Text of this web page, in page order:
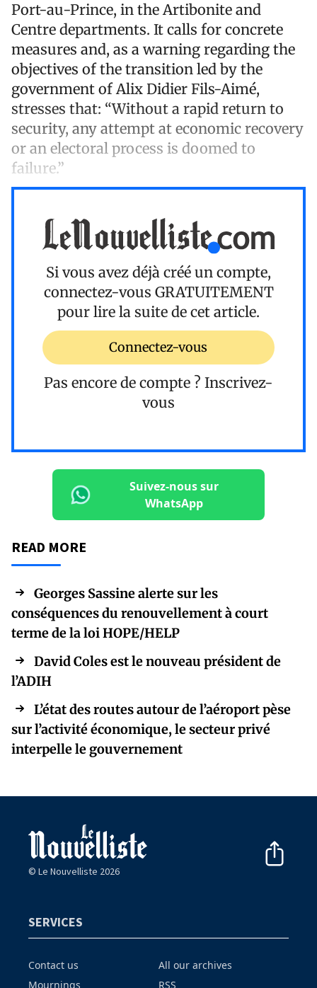
Port-au-Prince, in the Artibonite and
Centre departments. It calls for concrete
measures and, as a warning regarding the
objectives of the transition led by the
government of Alix Didier Fils-Aimé,
stresses that: “Without a rapid return to
security, any attempt at economic recovery
or an electoral process is doomed to
failure.”
Si vous avez déjà créé un compte,
connectez-vous GRATUITEMENT
pour lire la suite de cet article.
Connectez-vous
Pas encore de compte ? Inscrivez-
vous
Suivez-nous sur
WhatsApp
READ MORE
Georges Sassine alerte sur les
conséquences du renouvellement à court
terme de la loi HOPE/HELP
David Coles est le nouveau président de
l’ADIH
L’état des routes autour de l’aéroport pèse
sur l’activité économique, le secteur privé
interpelle le gouvernement
© Le Nouvelliste 2026
SERVICES
Contact us
Mournings
All our archives
RSS